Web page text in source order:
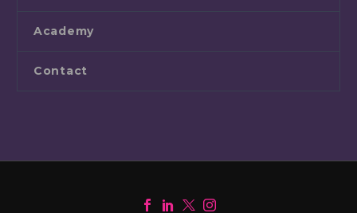
Academy
Contact